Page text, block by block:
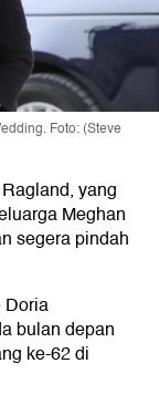
Foto: (Steve
yang
Meghan
segera pindah
Doria
bulan depan
ke-62 di